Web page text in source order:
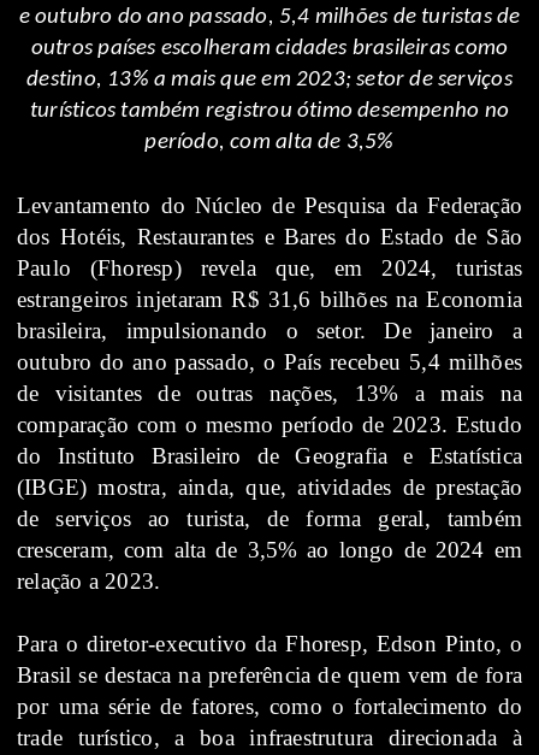
e outubro do ano passado, 5,4 milhões de turistas de
outros países escolheram cidades brasileiras como
destino, 13% a mais que em 2023; setor de serviços
turísticos também registrou ótimo desempenho no
período, com alta de 3,5%
Levantamento do Núcleo de Pesquisa da Federação
dos Hotéis, Restaurantes e Bares do Estado de São
Paulo (Fhoresp) revela que, em 2024, turistas
estrangeiros injetaram R$ 31,6 bilhões na Economia
brasileira, impulsionando o setor. De janeiro a
outubro do ano passado, o País recebeu 5,4 milhões
de visitantes de outras nações, 13% a mais na
comparação com o mesmo período de 2023. Estudo
do Instituto Brasileiro de Geografia e Estatística
(IBGE) mostra, ainda, que, atividades de prestação
de serviços ao turista, de forma geral, também
cresceram, com alta de 3,5% ao longo de 2024 em
relação a 2023.
Para o diretor-executivo da Fhoresp, Edson Pinto, o
Brasil se destaca na preferência de quem vem de fora
por uma série de fatores, como o fortalecimento do
trade turístico, a boa infraestrutura direcionada à